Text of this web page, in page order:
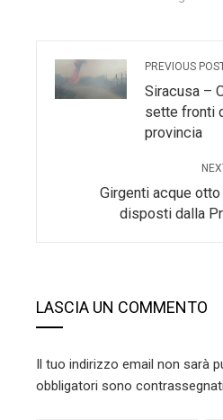
PREVIOUS
Siracusa –
sette fronti
provincia
Girgenti acque
disposti dalla
LASCIA UN COMMENTO
Il tuo indirizzo email non sarà
obbligatori sono contrassegnati